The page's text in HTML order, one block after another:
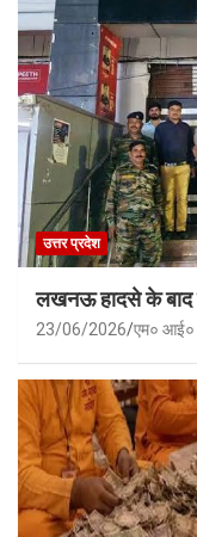
उत्तर प्रदेश
लखनऊ हादसे के बाद
23/06/2026 एम० आई०